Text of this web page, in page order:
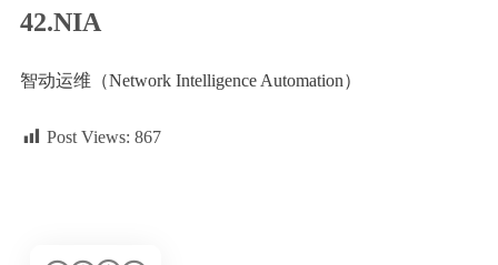
42.NIA
智动运维（Network Intelligence Automation）
Post Views: 867